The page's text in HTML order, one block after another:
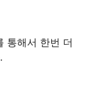
통해서 한번 더